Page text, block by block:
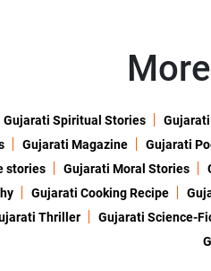
Gujarati Spiritual Stories
Gujarati Magazine Gujarati
stories
Gujarati Moral Stories
Gujarati Cooking Recipe
Thriller Gujarati Science-